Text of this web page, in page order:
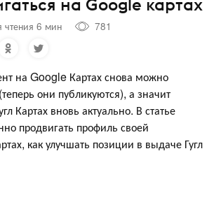
чтения 6 мин
781
на Google Картах снова можно
они публикуются), а значит
Картах вновь актуально. В статье
продвигать профиль своей
как улучшать позиции в выдаче Гугл